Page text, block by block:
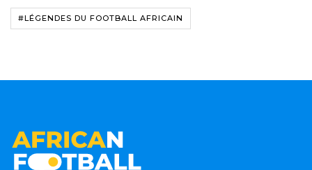
#LÉGENDES DU FOOTBALL AFRICAIN